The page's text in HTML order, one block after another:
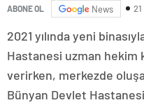
ABONE OL News
2021 yılında yeni
Hastanesi uzman hekim
verirken, merkezde
Bünyan Devlet